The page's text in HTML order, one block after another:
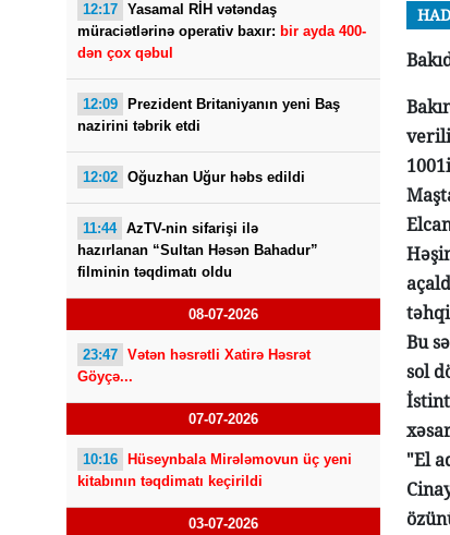
12:17 Yasamal RİH vətəndaş
müraciətlərinə operativ baxır: bir ayda 400-
dən çox qəbul
12:09
Prezident Britaniyanın yeni Baş
nazirini təbrik etdi
12:02 Oğuzhan Uğur həbs edildi
11:44 AzTV-nin sifarişi ilə
hazırlanan “Sultan Həsən Bahadur”
filminin təqdimatı oldu
08-07-2026
23:47 Vətən həsrətli Xatirə Həsrət
Göyçə...
07-07-2026
10:16
Hüseynbala Mirələmovun üç yeni
kitabının təqdimatı keçirildi
03-07-2026
Bu
sol
"El